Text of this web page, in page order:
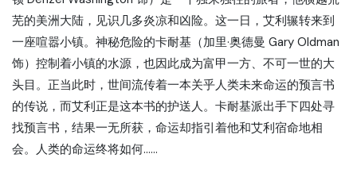
芜的美洲大陆，见识几多炎凉和凶险。这一日，艾利辗转来到
一座喧嚣小镇。神秘危险的卡耐基（加里·奥德曼 Gary Oldman
饰）控制着小镇的水源，也因此成为富甲一方、不可一世的大
头目。正当此时，世间流传着一本关乎人类未来命运的预言书
的传说，而艾利正是这本书的护送人。卡耐基派出手下四处寻
找预言书，结果一无所获，命运却指引着他和艾利宿命地相
会。人类的命运终将如何……